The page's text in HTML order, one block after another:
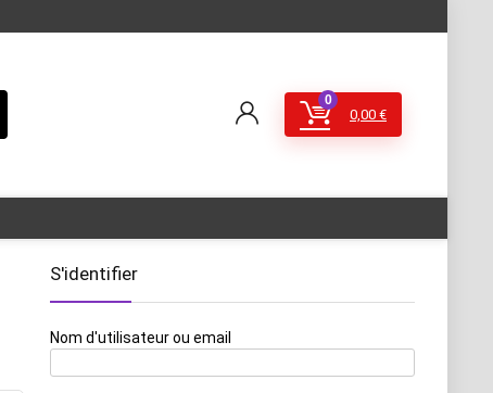
0
0,00 €
S'identifier
Nom d'utilisateur ou email